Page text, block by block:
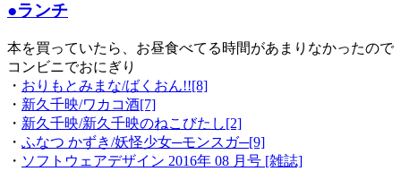
●ランチ
本を買っていたら、お昼食べてる時間があまりなかったので
コンビニでおにぎり
・ おりもとみまな/ばくおん!![8]
・ 新久千映/ワカコ酒[7]
・ 新久千映/新久千映のねこびたし[2]
・ ふなつ かずき/妖怪少女─モンスガ─[9]
・ ソフトウェアデザイン 2016年 08 月号 [雑誌]